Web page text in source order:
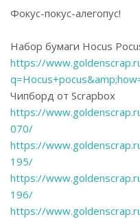
Фокус-покус-алегопус!
Набор бумаги Hocus
https://
Чипборд от Scrapbox
https://
070/
https://
195/
https://
196/
https://